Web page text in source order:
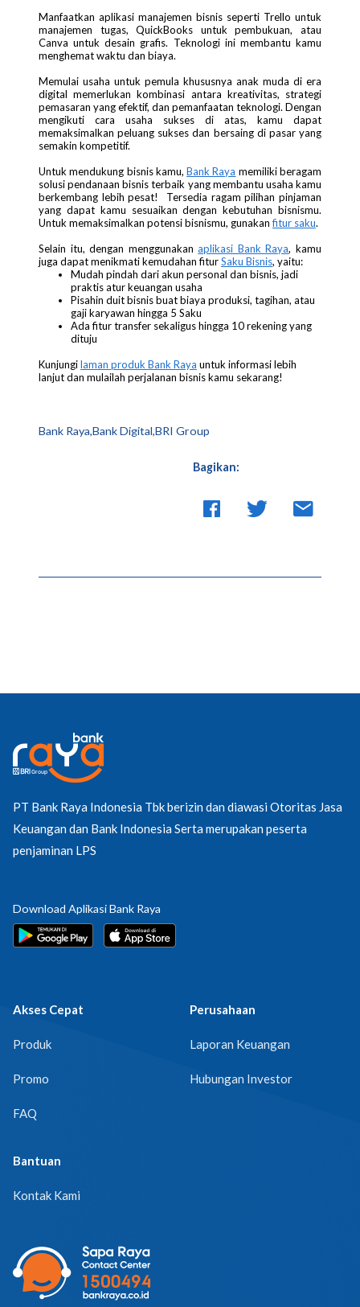
Manfaatkan aplikasi manajemen bisnis seperti Trello untuk
manajemen tugas, QuickBooks untuk pembukuan, atau
Canva untuk desain grafis. Teknologi ini membantu kamu
menghemat waktu dan biaya.
Memulai usaha untuk pemula khususnya anak muda di era
digital memerlukan kombinasi antara kreativitas, strategi
pemasaran yang efektif, dan pemanfaatan teknologi. Dengan
mengikuti cara usaha sukses di atas, kamu dapat
memaksimalkan peluang sukses dan bersaing di pasar yang
semakin kompetitif.
Untuk mendukung bisnis kamu, Bank Raya memiliki beragam
solusi pendanaan bisnis terbaik yang membantu usaha kamu
berkembang lebih pesat! Tersedia ragam pilihan pinjaman
yang dapat kamu sesuaikan dengan kebutuhan bisnismu.
Untuk memaksimalkan potensi bisnismu, gunakanfitur saku.
Selain itu, dengan menggunakanaplikasi Bank Raya, kamu
juga dapat menikmati kemudahan fiturSaku Bisnis, yaitu:
Mudah pindah dari akun personal dan bisnis, jadi
praktis atur keuangan usaha
Pisahin duit bisnis buat biaya produksi, tagihan, atau
gaji karyawan hingga 5 Saku
Ada fitur transfer sekaligus hingga 10 rekening yang
dituju
Kunjungilaman produk Bank Raya untuk informasi lebih
lanjut dan mulailah perjalanan bisnis kamu sekarang!
Bank Raya,Bank Digital,BRI Group
Bagikan:
PT Bank Raya Indonesia Tbk berizin dan diawasi Otoritas Jasa
Keuangan dan Bank Indonesia Serta merupakan peserta
penjaminan LPS
Download Aplikasi Bank Raya
Akses Cepat
Produk
Promo
FAQ
Perusahaan
Laporan Keuangan
Hubungan Investor
Bantuan
Kontak Kami